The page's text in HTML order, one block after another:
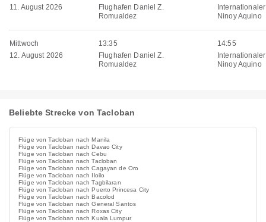
11. August 2026
Flughafen Daniel Z.
Romualdez
Ninoy Aquino
Mittwoch
12. August 2026
13:35
Flughafen Daniel Z.
Romualdez
14:55
Ninoy Aquino
Beliebte Strecke von Tacloban
Flüge von Tacloban nach Manila
Flüge von Tacloban nach Davao City
Flüge von Tacloban nach Cebu
Flüge von Tacloban nach Tacloban
Flüge von Tacloban nach Cagayan de Oro
Flüge von Tacloban nach Iloilo
Flüge von Tacloban nach Tagbilaran
Flüge von Tacloban nach Puerto Princesa City
Flüge von Tacloban nach Bacolod
Flüge von Tacloban nach General Santos
Flüge von Tacloban nach Roxas City
Flüge von Tacloban nach Kuala Lumpur